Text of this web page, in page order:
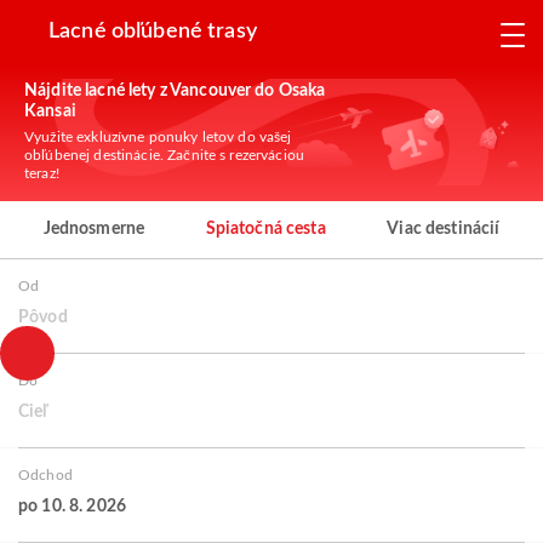
Lacné obľúbené trasy
Nájdite lacné lety z Vancouver do Osaka
Kansai
Využite exkluzívne ponuky letov do vašej
obľúbenej destinácie. Začnite s rezerváciou
teraz!
Jednosmerne Spiatočná cesta Viac destinácií
Od
Pôvod
Do
Cieľ
Odchod
po 10. 8. 2026